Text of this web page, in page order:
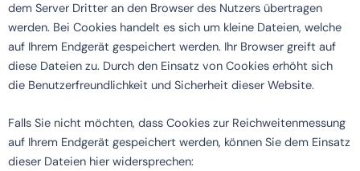
dem Server Dritter an den Browser des Nutzers übertragen
werden. Bei Cookies handelt es sich um kleine Dateien, welche
auf Ihrem Endgerät gespeichert werden. Ihr Browser greift auf
diese Dateien zu. Durch den Einsatz von Cookies erhöht sich
die Benutzerfreundlichkeit und Sicherheit dieser Website.
Falls Sie nicht möchten, dass Cookies zur Reichweitenmessung
auf Ihrem Endgerät gespeichert werden, können Sie dem Einsatz
dieser Dateien hier widersprechen: